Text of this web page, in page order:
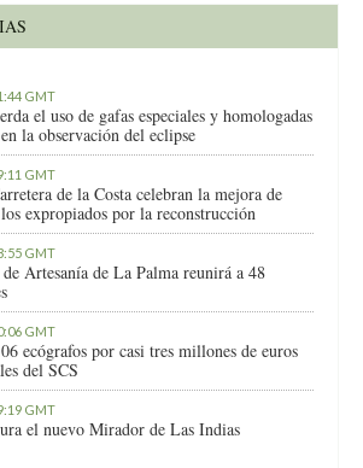
GMT
el uso de gafas especiales y homologadas
la observación del eclipse
GMT
de la Costa celebran la mejora de
expropiados por la reconstrucción
GMT
Artesanía de La Palma reunirá a 48
GMT
ecógrafos por casi tres millones de euros
del SCS
GMT
el nuevo Mirador de Las Indias